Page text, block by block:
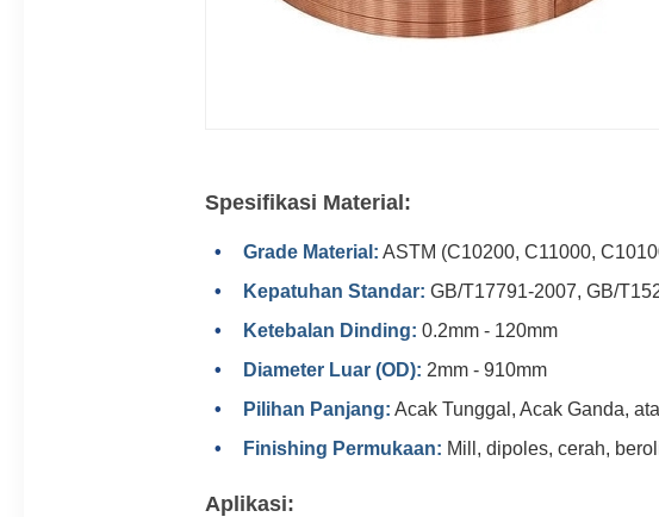
Spesifikasi Material:
Grade Material: ASTM (C10200, C11000,
Kepatuhan Standar: GB/T17791-2007, GB/
Ketebalan Dinding: 0.2mm - 120mm
Diameter Luar (OD): 2mm - 910mm
Pilihan Panjang: Acak Tunggal, Acak Ganda,
Finishing Permukaan: Mill, dipoles, cerah,
Aplikasi: